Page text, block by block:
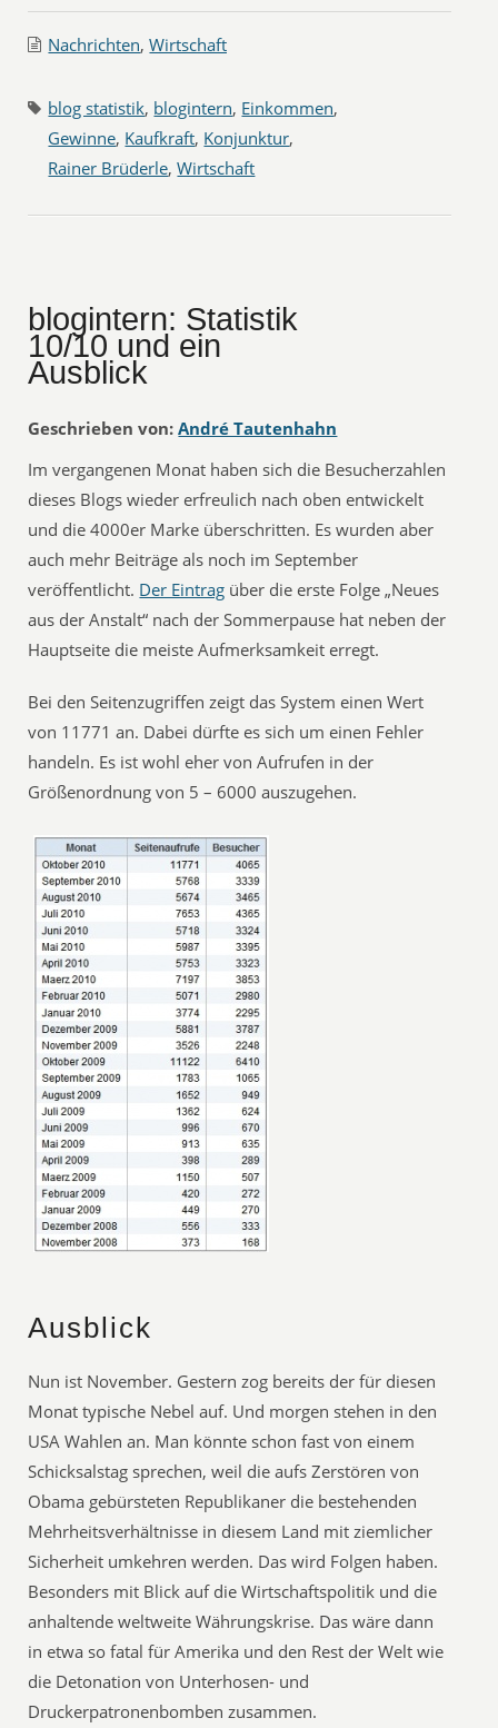
Nachrichten,Wirtschaft
blog statistik, blogintern, Einkommen,
Gewinne, Kaufkraft, Konjunktur,
Rainer Brüderle,Wirtschaft
blogintern: Statistik
10/10 und ein
Ausblick
Geschrieben von: André Tautenhahn
Im vergangenen Monat haben sich die Besucherzahlen
dieses Blogs wieder erfreulich nach oben entwickelt
und die 4000er Marke überschritten. Es wurden aber
auch mehr Beiträge als noch im September
veröffentlicht. Der Eintrag über die erste Folge „Neues
aus der Anstalt“ nach der Sommerpause hat neben der
Hauptseite die meiste Aufmerksamkeit erregt.
Bei den Seitenzugriffen zeigt das System einen Wert
von 11771 an. Dabei dürfte es sich um einen Fehler
handeln. Es ist wohl eher von Aufrufen in der
Größenordnung von 5 – 6000 auszugehen.
Ausblick
Nun ist November. Gestern zog bereits der für diesen
Monat typische Nebel auf. Und morgen stehen in den
USA Wahlen an. Man könnte schon fast von einem
Schicksalstag sprechen, weil die aufs Zerstören von
Obama gebürsteten Republikaner die bestehenden
Mehrheitsverhältnisse in diesem Land mit ziemlicher
Sicherheit umkehren werden. Das wird Folgen haben.
Besonders mit Blick auf die Wirtschaftspolitik und die
anhaltende weltweite Währungskrise. Das wäre dann
in etwa so fatal für Amerika und den Rest der Welt wie
die Detonation von Unterhosen- und
Druckerpatronenbomben zusammen.